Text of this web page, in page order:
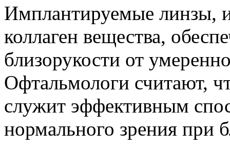
Имплантируемые линзы,
коллаген вещества,
близорукости от
Офтальмологи считают,
служит эффективным
нормального зрения при